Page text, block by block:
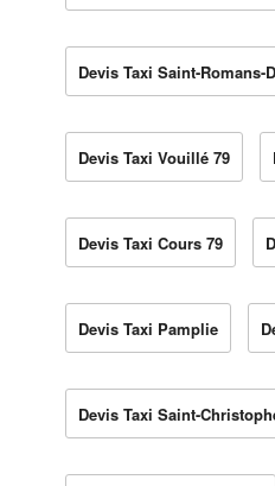
Devis Taxi Saint-Romans-
Devis Taxi Vouillé 79
Devis Taxi Cours 79
Devis Taxi Pamplie
Devis Taxi Saint-